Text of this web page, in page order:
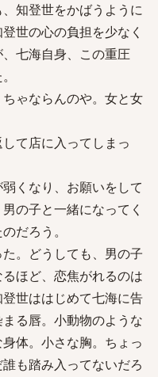
知登世をかばうように
世の心の負担を少なく
七海自身、この重圧
ちゃならんのや。女と女
て店に入ってしまっ
くなり、お願いをして
の子と一緒になってく
だろう。
。どうしても、男の子
ほど、恋焦がれるのは
世ははじめて七海に告
る唇。小動物のような
体。小さな胸。ちょっ
も踏み入ってないだろ